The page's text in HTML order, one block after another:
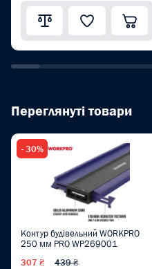
Переглянуті товари
- 30%
Контур будівельний WORKPRO
250 мм PRO WP269001
307 ₴ 439 ₴